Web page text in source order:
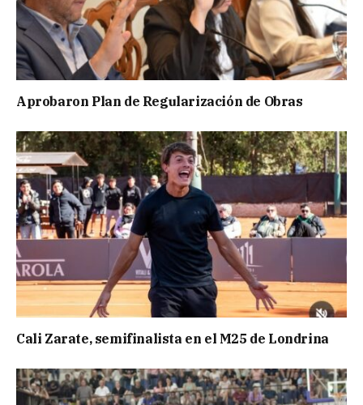
Aprobaron Plan de Regularización de Obras
Cali Zarate, semifinalista en el M25 de Londrina